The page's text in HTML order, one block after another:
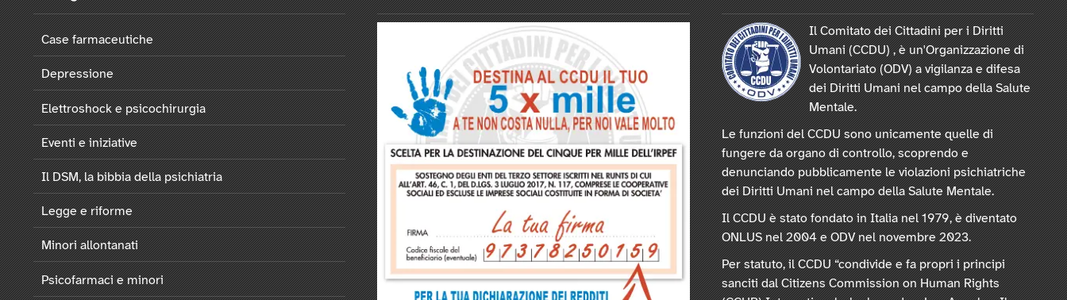
Case farmaceutiche
Depressione
Elettroshock e psicochirurgia
Eventi e iniziative
Il DSM, la bibbia della psichiatria
Legge e riforme
Minori allontanati
Psicofarmaci e minori
Il Comitato dei Cittadini per i Diritti
Umani (CCDU) , è un'Organizzazione di
Volontariato (ODV) a vigilanza e difesa
dei Diritti Umani nel campo della Salute
Mentale.
Le funzioni del CCDU sono unicamente quelle di
fungere da organo di controllo, scoprendo e
denunciando pubblicamente le violazioni psichiatriche
dei Diritti Umani nel campo della Salute Mentale.
Il CCDU è stato fondato in Italia nel 1979, è diventato
ONLUS nel 2004 e ODV nel novembre 2023.
Per statuto, il CCDU “condivide e fa propri i principi
sanciti dal Citizens Commission on Human Rights